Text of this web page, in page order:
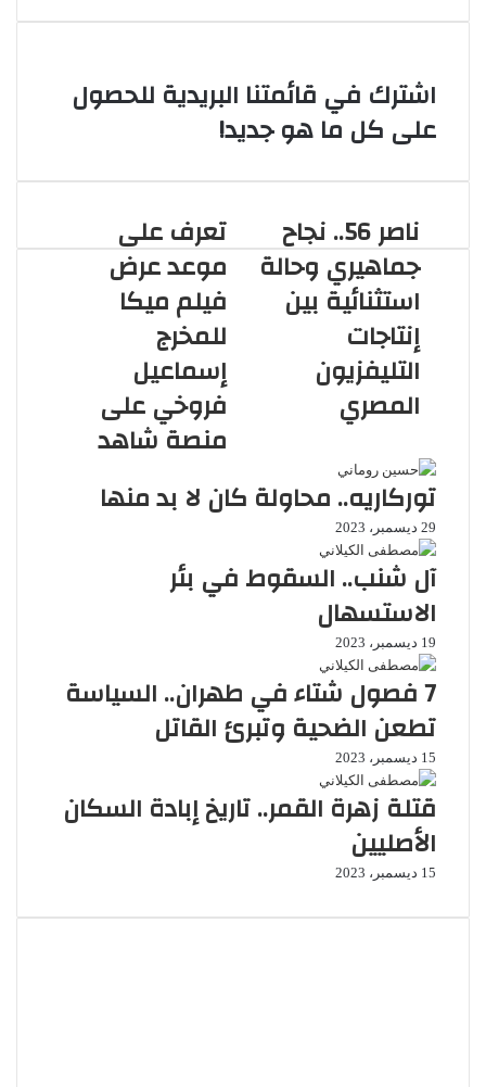
اشترك في قائمتنا البريدية للحصول
على كل ما هو جديد!
تعرف على
موعد عرض
فيلم ميكا
للمخرج
إسماعيل
فروخي على
منصة شاهد
ناصر 56.. نجاح
جماهيري وحالة
استثنائية بين
إنتاجات
التليفزيون
المصري
توركاريه.. محاولة كان لا بد منها
29 ديسمبر، 2023
آل شنب.. السقوط في بئر
الاستسهال
19 ديسمبر، 2023
7 فصول شتاء في طهران.. السياسة
تطعن الضحية وتبرئ القاتل
15 ديسمبر، 2023
قتلة زهرة القمر.. تاريخ إبادة السكان
الأصليين
15 ديسمبر، 2023